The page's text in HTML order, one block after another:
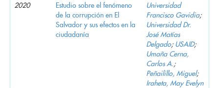
2020
Estudio sobre el fenómeno
de la corrupción en El
Salvador y sus efectos en la
ciudadanía
Universidad
Francisco Gavidia;
Universidad Dr.
José Matías
Delgado; USAID;
Umaña Cerna,
Carlos A.;
Peñailillo, Miguel;
Iraheta, May Evelyn